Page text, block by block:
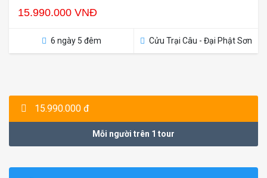
15.990.000 VNĐ
6 ngày 5 đêm Cửu Trại Câu - Đại Phật Sơn
15.990.000 đ
Mỗi người trên 1 tour